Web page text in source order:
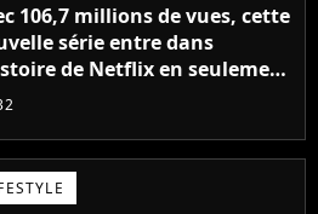
106,7 millions de vues, cette
série entre dans
de Netflix en seulement